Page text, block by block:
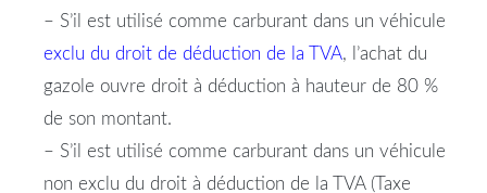
– S’il est utilisé comme carburant dans un véhicule
exclu du droit de déduction de la TVA, l’achat du
gazole ouvre droit à déduction à hauteur de 80 %
de son montant.
– S’il est utilisé comme carburant dans un véhicule
non exclu du droit à déduction de la TVA (Taxe